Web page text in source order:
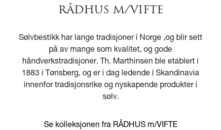
RÅDHUS M/VIFTE
Sølvbestikk har lange tradisjoner i Norge ,og blir sett
på av mange som kvalitet, og gode
håndverkstradisjoner. Th. Marthinsen ble etablert i
1883 i Tønsberg, og er i dag ledende i Skandinavia
innenfor tradisjonsrike og nyskapende produkter i
sølv.
Se kolleksjonen fra RÅDHUS m/VIFTE